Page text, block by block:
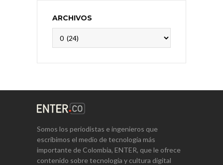
ARCHIVOS
Somos los periodistas e ingenieros que
escribimos el medio de tecnología más
importante de Colombia, ENTER, que le ofrece
contenido sobre tecnología y cultura digital